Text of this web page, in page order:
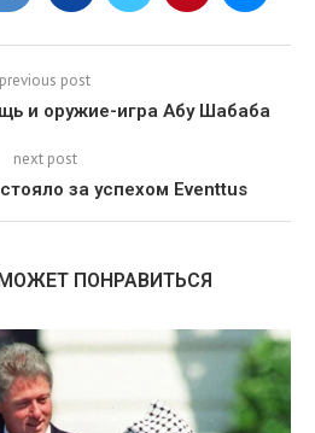
previous post
и оружие-игра Абу Шабаба
next post
за успехом Eventtus
ПОНРАВИТЬСЯ